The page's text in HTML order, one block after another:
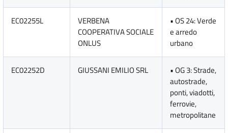
EC02255L
VERBENA
COOPERATIVA SOCIALE
ONLUS
• OS 24: Verde
e arredo
urbano
EC02252D GIUSSANI EMILIO SRL
• OG 3: Strade,
autostrade,
ponti, viadotti,
ferrovie,
metropolitane